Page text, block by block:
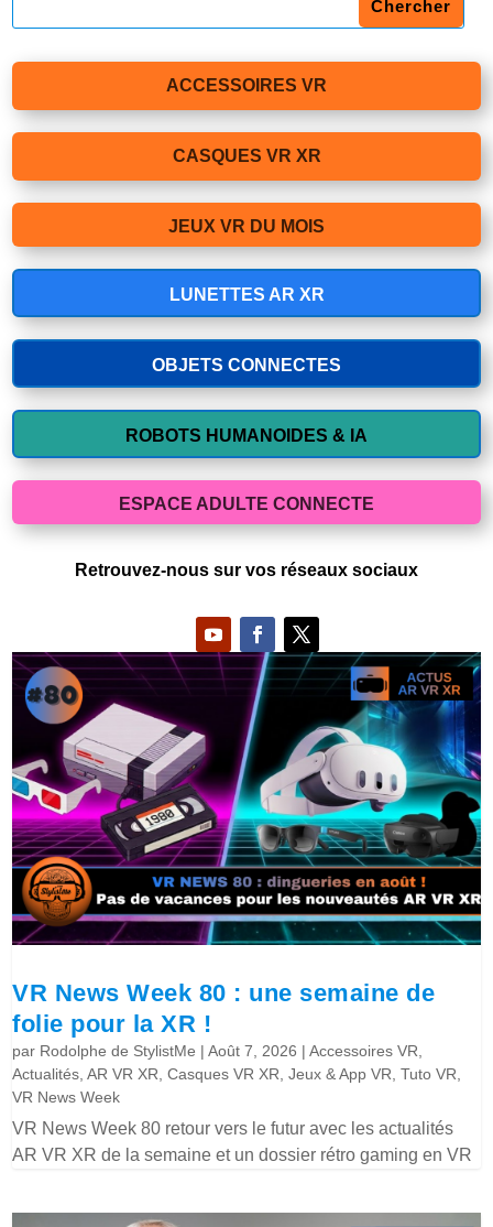
ACCESSOIRES VR
CASQUES VR XR
JEUX VR DU MOIS
LUNETTES AR XR
OBJETS CONNECTES
ROBOTS HUMANOIDES & IA
ESPACE ADULTE CONNECTE
Retrouvez-nous sur vos réseaux sociaux
VR News Week 80 : une semaine de
folie pour la XR !
par Rodolphe de StylistMe |Août 7, 2026 |Accessoires VR
Actualités ,AR VR XR ,Casques VR XR ,Jeux & App VR ,Tuto VR
VR News Week
VR News Week 80 retour vers le futur avec les actualités
AR VR XR de la semaine et un dossier rétro gaming en VR